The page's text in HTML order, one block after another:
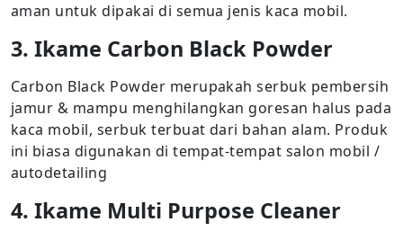
aman untuk dipakai di semua jenis kaca mobil.
3. Ikame Carbon Black Powder
Carbon Black Powder merupakah serbuk pembersih
jamur & mampu menghilangkan goresan halus pada
kaca mobil, serbuk terbuat dari bahan alam. Produk
ini biasa digunakan di tempat-tempat salon mobil /
autodetailing
4. Ikame Multi Purpose Cleaner